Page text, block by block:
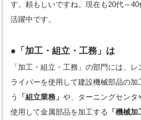
す。頼もしいですね。現在も20代～
活躍中です。
●「加工・組立・工務」は
「加工・組立・工務」の部門には、
ライバーを使用して建設機械部品の加
う
「組立業務」 や、ターニングセンタ
使用して金属部品を加工する
「機械加